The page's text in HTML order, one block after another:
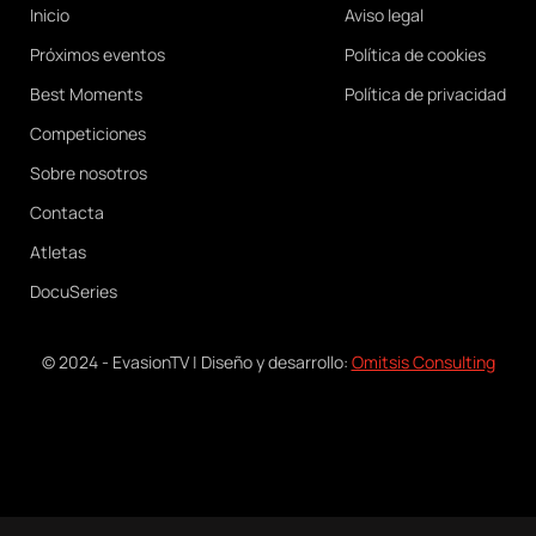
Main
navigation
Inicio
Próximos eventos
Best Moments
Competiciones
Sobre nosotros
Contacta
Atletas
DocuSeries
Legal
Aviso legal
Política de cookies
Política de privacidad
© 2024 - EvasionTV | Diseño y desarrollo: Omitsis Consulting